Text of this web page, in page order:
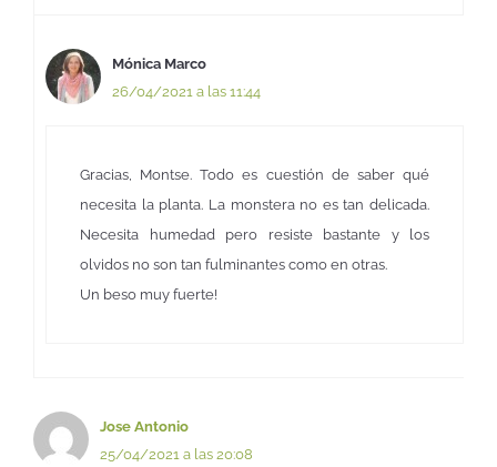
Mónica Marco
26/04/2021 a las 11:44
Gracias, Montse. Todo es cuestión de saber qué
necesita la planta. La monstera no es tan delicada.
Necesita humedad pero resiste bastante y los
olvidos no son tan fulminantes como en otras.
Un beso muy fuerte!
Jose Antonio
25/04/2021 a las 20:08